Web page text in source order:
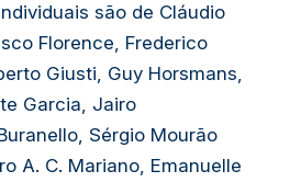
são de Cláudio
Florence, Frederico
Giusti, Guy Horsmans,
Garcia, Jairo
Sérgio Mourão
A. C. Mariano, Emanuelle